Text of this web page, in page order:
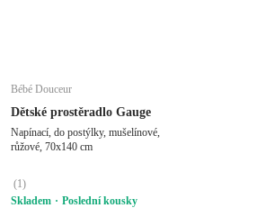
Bébé Douceur
Dětské prostěradlo Gauge
Napínací, do postýlky, mušelínové,
růžové, 70x140 cm
(1)
Skladem
Poslední kousky